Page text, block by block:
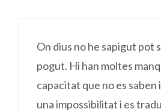
On dius no he sapigut pot
pogut. Hi han moltes
capacitat que no es
una impossibilitat i es